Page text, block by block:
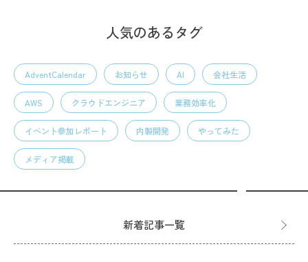
人気のあるタグ
AdventCalendar お知らせ AI 会社生活
AWS クラウドエンジニア 業務効率化
イベント参加レポート 内製開発 やってみた
メディア掲載
新着記事一覧